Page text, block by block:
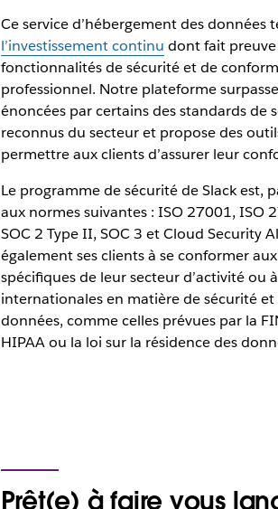
Ce service d’hébergement des données
l’investissement continu dont fait preuve
fonctionnalités de sécurité et de
professionnel. Notre plateforme
énoncées par certains des standards de
reconnus du secteur et propose des
permettre aux clients d’assurer leur
Le programme de sécurité de Slack est,
aux normes suivantes : ISO 27001, ISO
SOC 2 Type II, SOC 3 et Cloud Security
également ses clients à se conformer
spécifiques de leur secteur d’activité ou
internationales en matière de sécurité
données, comme celles prévues par la
HIPAA ou la loi sur la résidence des
Prêt(e) à faire vous